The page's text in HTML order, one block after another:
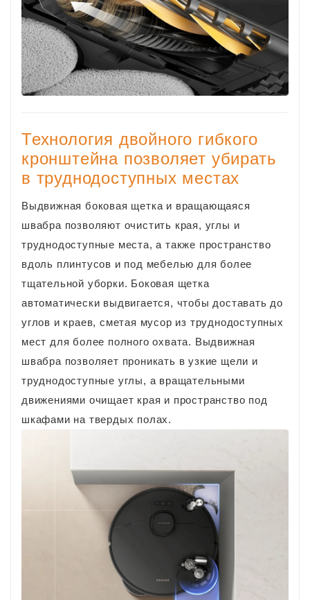
Технология двойного гибкого
кронштейна позволяет убирать
в труднодоступных местах
Выдвижная боковая щетка и вращающаяся
швабра позволяют очистить края, углы и
труднодоступные места, а также пространство
вдоль плинтусов и под мебелью для более
тщательной уборки. Боковая щетка
автоматически выдвигается, чтобы доставать до
углов и краев, сметая мусор из труднодоступных
мест для более полного охвата. Выдвижная
швабра позволяет проникать в узкие щели и
труднодоступные углы, а вращательными
движениями очищает края и пространство под
шкафами на твердых полах.